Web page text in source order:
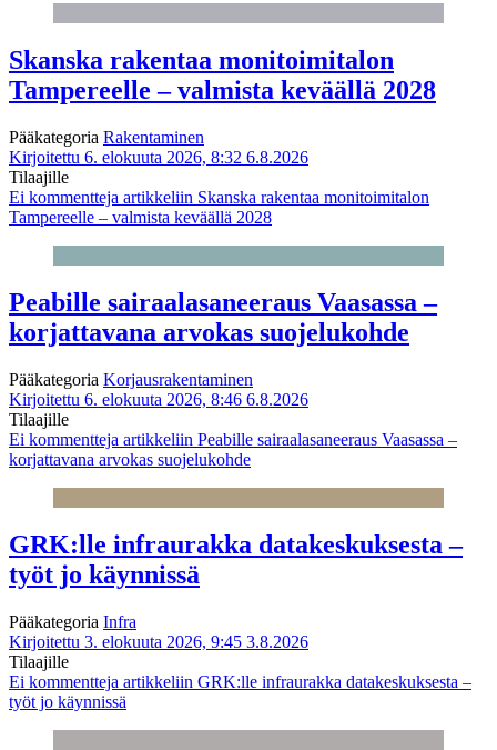
Skanska rakentaa monitoimitalon
Tampereelle – valmista keväällä 2028
Pääkategoria Rakentaminen
Kirjoitettu 6. elokuuta 2026, 8:32 6.8.2026
Tilaajille
Ei kommentteja artikkeliin Skanska rakentaa monitoimitalon
Tampereelle – valmista keväällä 2028
Peabille sairaalasaneeraus Vaasassa –
korjattavana arvokas suojelukohde
Pääkategoria Korjausrakentaminen
Kirjoitettu 6. elokuuta 2026, 8:46 6.8.2026
Tilaajille
Ei kommentteja artikkeliin Peabille sairaalasaneeraus Vaasassa –
korjattavana arvokas suojelukohde
GRK:lle infraurakka datakeskuksesta –
työt jo käynnissä
Pääkategoria Infra
Kirjoitettu 3. elokuuta 2026, 9:45 3.8.2026
Tilaajille
Ei kommentteja artikkeliin GRK:lle infraurakka datakeskuksesta –
työt jo käynnissä